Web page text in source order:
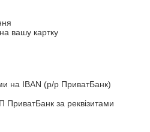
вашу картку
на IBAN (р/р ПриватБанк)
за реквізитами